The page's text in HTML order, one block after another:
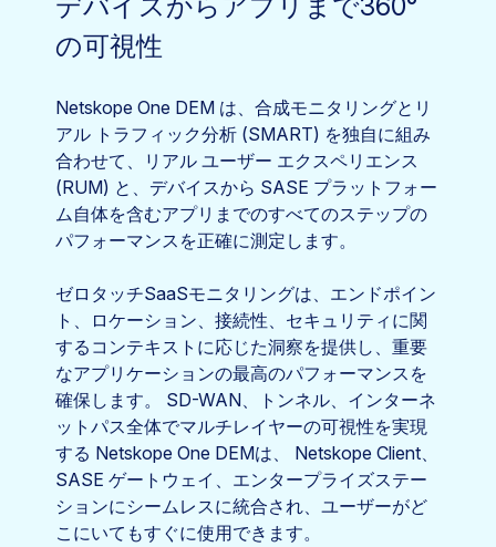
の可視性
Netskope One DEM は、合成モニタリングとリ
アル トラフィック分析 (SMART) を独自に組み
合わせて、リアル ユーザー エクスペリエンス
(RUM) と、デバイスから SASE プラットフォー
ム自体を含むアプリまでのすべてのステップの
パフォーマンスを正確に測定します。
ゼロタッチSaaSモニタリングは、エンドポイン
ト、ロケーション、接続性、セキュリティに関
するコンテキストに応じた洞察を提供し、重要
なアプリケーションの最高のパフォーマンスを
確保します。 SD-WAN、トンネル、インターネ
ットパス全体でマルチレイヤーの可視性を実現
する Netskope One DEMは、 Netskope Client、
SASE ゲートウェイ、エンタープライズステー
ションにシームレスに統合され、ユーザーがど
こにいてもすぐに使用できます。